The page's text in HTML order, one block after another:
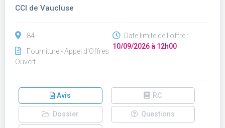
CCI de Vaucluse
84
Fourniture - Appel d'Offres
Ouvert
Date limite de l'offre :
10/09/2026 à 12h00
Avis RC
Dossier Questions